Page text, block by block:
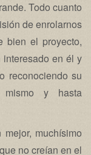
Todo cuanto
de enrolarnos
bien el proyecto,
en él y
reconociendo su
mismo y hasta
muchísimo
no creían en el